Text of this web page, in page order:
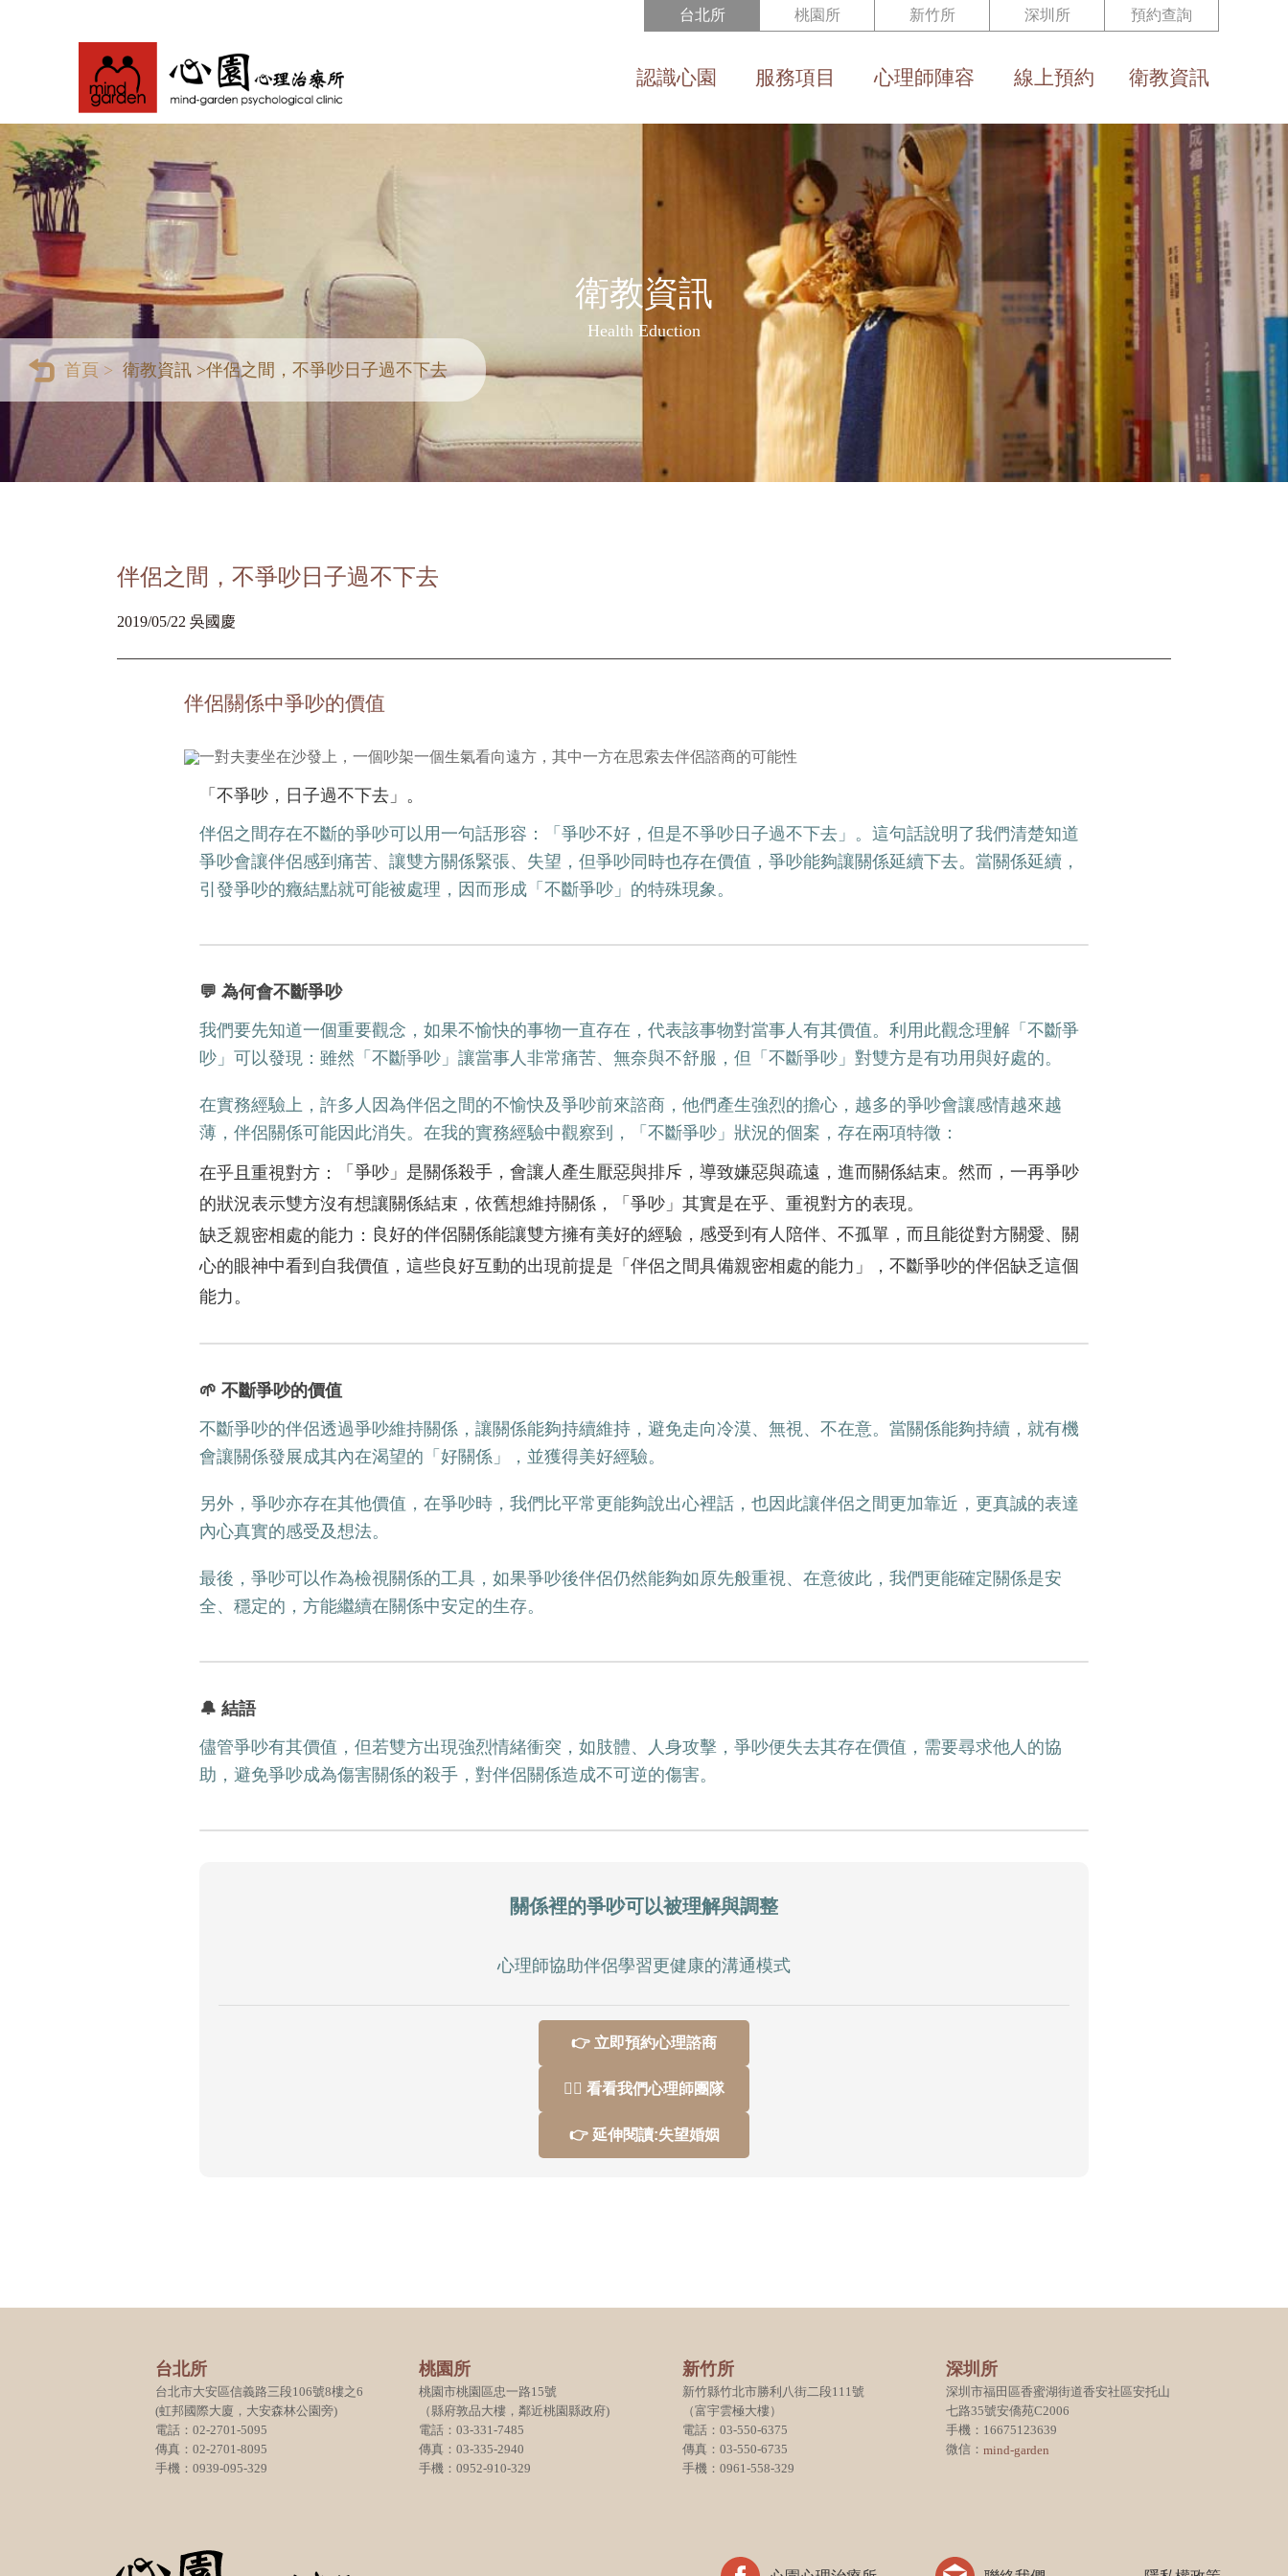
台北所 桃園所 新竹所 深圳所 預約查詢
認識心園 服務項目 心理師陣容 線上預約 衛教資訊
衛教資訊
Health Eduction
首頁 > 衛教資訊 >伴侶之間，不爭吵日子過不下去
伴侶之間，不爭吵日子過不下去
2019/05/22 吳國慶
伴侶關係中爭吵的價值
「不爭吵，日子過不下去」。
伴侶之間存在不斷的爭吵可以用一句話形容：「爭吵不好，但是不爭吵日子過不下去」。這句話說明了我們清楚知道
爭吵會讓伴侶感到痛苦、讓雙方關係緊張、失望，但爭吵同時也存在價值，爭吵能夠讓關係延續下去。當關係延續，
引發爭吵的癥結點就可能被處理，因而形成「不斷爭吵」的特殊現象。
💬 為何會不斷爭吵
我們要先知道一個重要觀念，如果不愉快的事物一直存在，代表該事物對當事人有其價值。利用此觀念理解「不斷爭
吵」可以發現：雖然「不斷爭吵」讓當事人非常痛苦、無奈與不舒服，但「不斷爭吵」對雙方是有功用與好處的。
在實務經驗上，許多人因為伴侶之間的不愉快及爭吵前來諮商，他們產生強烈的擔心，越多的爭吵會讓感情越來越
薄，伴侶關係可能因此消失。在我的實務經驗中觀察到，「不斷爭吵」狀況的個案，存在兩項特徵：
在乎且重視對方：
「爭吵」是關係殺手，會讓人產生厭惡與排斥，導致嫌惡與疏遠，進而關係結束。然而，一再爭吵
的狀況表示雙方沒有想讓關係結束，依舊想維持關係，「爭吵」其實是在乎、重視對方的表現。
缺乏親密相處的能力： 良好的伴侶關係能讓雙方擁有美好的經驗，感受到有人陪伴、不孤單，而且能從對方關愛、關
心的眼神中看到自我價值，這些良好互動的出現前提是「伴侶之間具備親密相處的能力」，不斷爭吵的伴侶缺乏這個
能力。
🌱 不斷爭吵的價值
不斷爭吵的伴侶透過爭吵維持關係，讓關係能夠持續維持，避免走向冷漠、無視、不在意。當關係能夠持續，就有機
會讓關係發展成其內在渴望的「好關係」，並獲得美好經驗。
另外，爭吵亦存在其他價值，在爭吵時，我們比平常更能夠說出心裡話，也因此讓伴侶之間更加靠近，更真誠的表達
內心真實的感受及想法。
最後，爭吵可以作為檢視關係的工具，如果爭吵後伴侶仍然能夠如原先般重視、在意彼此，我們更能確定關係是安
全、穩定的，方能繼續在關係中安定的生存。
🔔 結語
儘管爭吵有其價值，但若雙方出現強烈情緒衝突，如肢體、人身攻擊，爭吵便失去其存在價值，需要尋求他人的協
助，避免爭吵成為傷害關係的殺手，對伴侶關係造成不可逆的傷害。
關係裡的爭吵可以被理解與調整
心理師協助伴侶學習更健康的溝通模式
👉 立即預約心理諮商
👩‍⚕️ 看看我們心理師團隊
👉 延伸閱讀:失望婚姻
台北所
台北市大安區信義路三段106號8樓之6
(虹邦國際大廈，大安森林公園旁)
電話：02-2701-5095
傳真：02-2701-8095
手機：0939-095-329
桃園所
桃園市桃園區忠一路15號
（縣府敦品大樓，鄰近桃園縣政府)
電話：03-331-7485
傳真：03-335-2940
手機：0952-910-329
新竹所
新竹縣竹北市勝利八街二段111號
（富宇雲極大樓）
電話：03-550-6375
傳真：03-550-6735
手機：0961-558-329
深圳所
深圳市福田區香蜜湖街道香安社區安托山
七路35號安僑苑C2006
手機：16675123639
微信： mind-garden